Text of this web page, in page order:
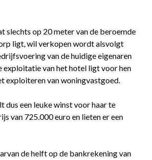
slechts op 20 meter van de beroemde
ligt, wil verkopen wordt alsvolgt
van de huidige eigenaren
van het hotel ligt voor hen
exploiteren van woningvastgoed.
dus een leuke winst voor haar te
van 725.000 euro en lieten er een
de helft op de bankrekening van